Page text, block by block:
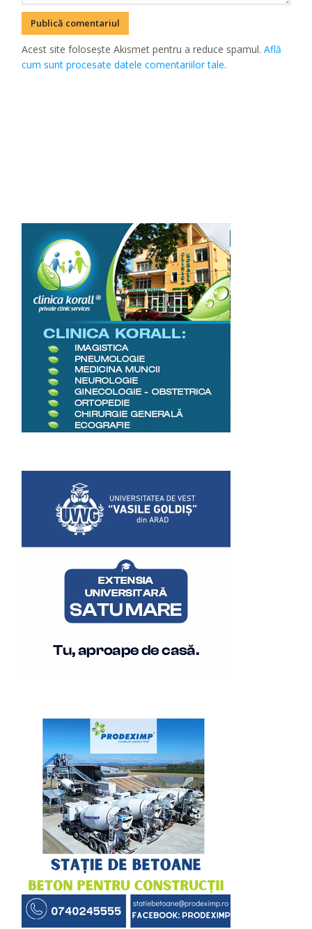
Acest site folosește Akismet pentru a reduce spamul.Află
cum sunt procesate datele comentariilor tale.